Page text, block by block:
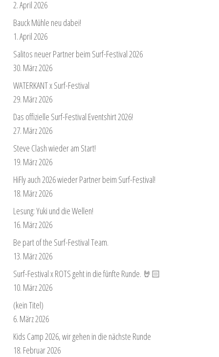
2. April 2026
Bauck Mühle neu dabei!
1. April 2026
Salitos neuer Partner beim Surf-Festival 2026
30. März 2026
WATERKANT x Surf-Festival
29. März 2026
Das offizielle Surf-Festival Eventshirt 2026!
27. März 2026
Steve Clash wieder am Start!
19. März 2026
HiFly auch 2026 wieder Partner beim Surf-Festival!
18. März 2026
Lesung: Yuki und die Wellen!
16. März 2026
Be part of the Surf-Festival Team.
13. März 2026
Surf-Festival x ROTS geht in die fünfte Runde. 🤘🏻
10. März 2026
(kein Titel)
6. März 2026
Kids Camp 2026, wir gehen in die nächste Runde
18. Februar 2026